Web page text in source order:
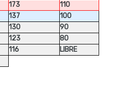
173
110
137
100
130
90
123
80
116
LIBRE